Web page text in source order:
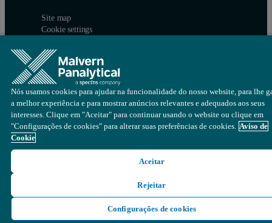
Site map
Cookie settings
Nós usamos cookies para ajudar na funcionalidade do nosso website, para lhe
a melhor experiência e para mostrar anúncios relevantes e adequados aos seus
interesses. Clique em "Aceitar" para continuar usando o website ou clique em
"Configurações de cookies" para alterar suas preferências de cookies. Aviso de
Cookie
Aceitar
Rejeitar
Configurações de cookies